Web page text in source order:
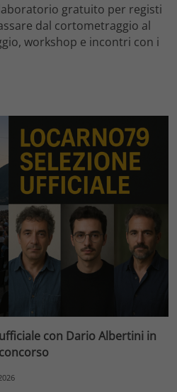
gratuito per registi
dal cortometraggio al
workshop e incontri con i
con Dario Albertini in